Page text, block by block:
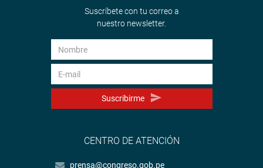
Suscríbete con tu correo a
nuestro newsletter.
Suscribirme
CENTRO DE ATENCIÓN
prensa@congreso.gob.pe